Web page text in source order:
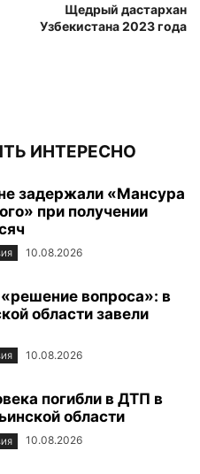
Щедрый дастархан
Узбекистана 2023 года
ИНТЕРЕСНО
задержали «Мансура
при получении
10.08.2026
вопроса»: в
области завели
10.08.2026
погибли в ДТП в
области
10.08.2026